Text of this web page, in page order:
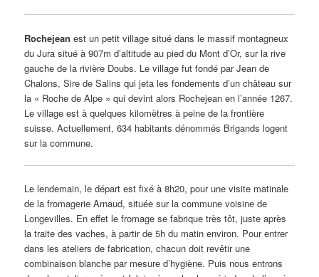
Rochejean est un petit village situé dans le massif montagneux
du Jura situé à 907m d’altitude au pied du Mont d’Or, sur la rive
gauche de la rivière Doubs. Le village fut fondé par Jean de
Chalons, Sire de Salins qui jeta les fondements d’un château sur
la « Roche de Alpe » qui devint alors Rochejean en l’année 1267.
Le village est à quelques kilomètres à peine de la frontière
suisse. Actuellement, 634 habitants dénommés Brigands logent
sur la commune.
Le lendemain, le départ est fixé à 8h20, pour une visite matinale
de la fromagerie Arnaud, située sur la commune voisine de
Longevilles. En effet le fromage se fabrique très tôt, juste après
la traite des vaches, à partir de 5h du matin environ. Pour entrer
dans les ateliers de fabrication, chacun doit revêtir une
combinaison blanche par mesure d’hygiène. Puis nous entrons